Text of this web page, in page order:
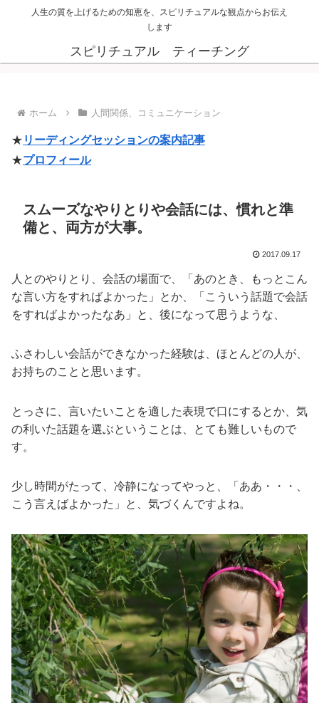
人生の質を上げるための知恵を、スピリチュアルな観点からお伝え
します
スピリチュアル ティーチング
ホーム 人間関係、コミュニケーション
★ リーディングセッションの案内記事
★プロフィール
スムーズなやりとりや会話には、慣れと準
備と、両方が大事。
2017.09.17
人とのやりとり、会話の場面で、「あのとき、もっとこん
な言い方をすればよかった」とか、「こういう話題で会話
をすればよかったなあ」と、後になって思うような、
ふさわしい会話ができなかった経験は、ほとんどの人が、
お持ちのことと思います。
とっさに、言いたいことを適した表現で口にするとか、気
の利いた話題を選ぶということは、とても難しいもので
す。
少し時間がたって、冷静になってやっと、「ああ・・・、
こう言えばよかった」と、気づくんですよね。